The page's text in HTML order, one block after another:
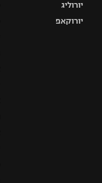
יורוליג
יורוקאפ